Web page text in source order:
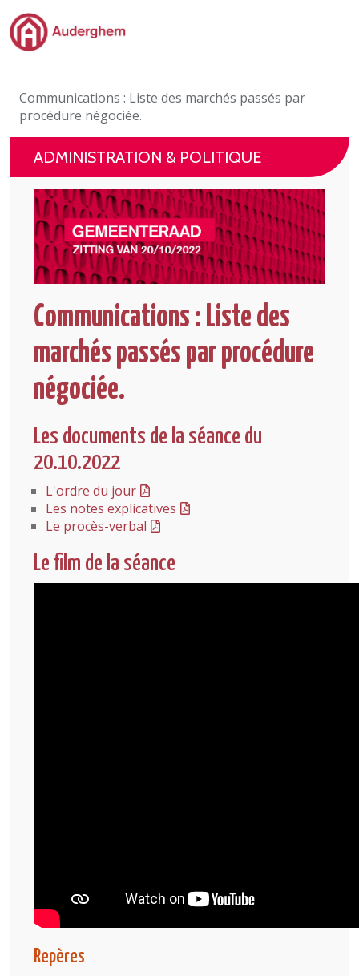
Passer au contenu principal
Événements et vie associative
eGuichet
Vivre à Auderghem
En 1 clic
Communications : Liste des marchés passés par
procédure négociée.
ADMINISTRATION & POLITIQUE
Communications : Liste des
marchés passés par procédure
négociée.
Les documents de la séance du
20.10.2022
L'ordre du jour
Les notes explicatives
Le procès-verbal
Le film de la séance
Repères